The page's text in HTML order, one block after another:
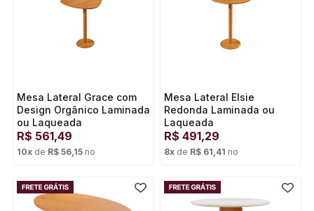
Mesa Lateral Grace com
Design Orgânico Laminada
ou Laqueada
R$ 561,49
10x de R$ 56,15 no
Mesa Lateral Elsie
Redonda Laminada ou
Laqueada
R$ 491,29
8x de R$ 61,41 no